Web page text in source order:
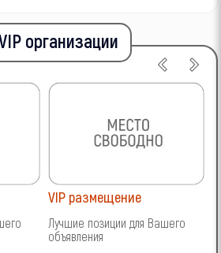
организации
VIP размещение
Лучшие позиции для Вашего
объявления